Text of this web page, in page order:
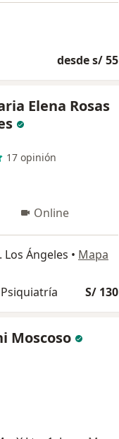
desde s/ 55
Elena Rosas
17 opinión
Online
Los Ángeles • Mapa
S/ 130
Moscoso